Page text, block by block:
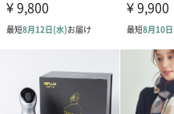
BIRTHDAY TO YOU）
（660円）
アー
（